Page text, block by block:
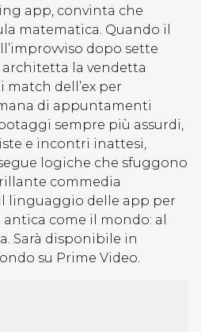
app, convinta che
matematica. Quando il
dopo sette
la vendetta
dell’ex per
di appuntamenti
sempre più assurdi,
e incontri inattesi,
logiche che sfuggono
commedia
linguaggio delle app per
come il mondo: al
Sarà disponibile in
su Prime Video.